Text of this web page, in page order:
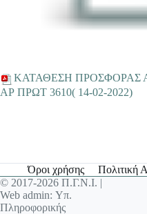
ΚΑΤΑΘΕΣΗ ΠΡΟΣΦΟΡΑΣ
ΑΡ ΠΡΩΤ 3610( 14-02-2022)
Όροι χρήσης Πολιτική
© 2017-2026 Π.Γ.Ν.Ι. |
Web admin: Υπ.
Πληροφορικής